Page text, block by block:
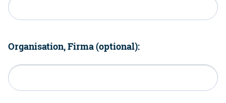
Organisation, Firma (optional):